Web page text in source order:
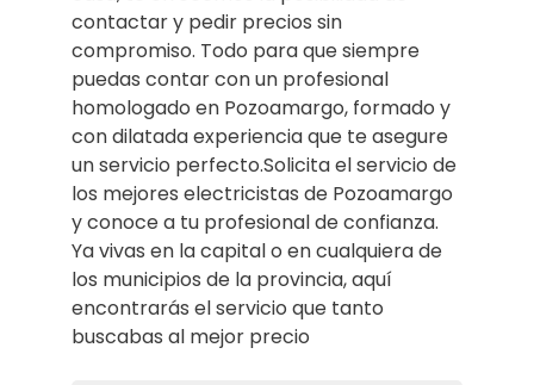
contactar y pedir precios sin
compromiso. Todo para que siempre
puedas contar con un profesional
homologado en Pozoamargo, formado y
con dilatada experiencia que te asegure
un servicio perfecto.Solicita el servicio de
los mejores electricistas de Pozoamargo
y conoce a tu profesional de confianza.
Ya vivas en la capital o en cualquiera de
los municipios de la provincia, aquí
encontrarás el servicio que tanto
buscabas al mejor precio